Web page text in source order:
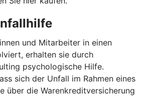
und Mitarbeiter in einen
erhalten sie durch
psychologische Hilfe.
sich der Unfall im Rahmen eines
über die Warenkreditversicherung